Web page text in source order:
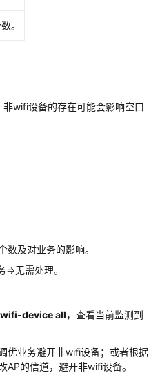
。
wifi设备的存在可能会影响空口
及对业务的影响。
无需处理。
device all，查看当前监测到
优业务避开非wifi设备；或者根据
的信道，避开非wifi设备。